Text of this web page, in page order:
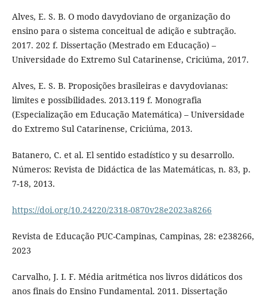
Alves, E. S. B. O modo davydoviano de organização do
ensino para o sistema conceitual de adição e subtração.
2017. 202 f. Dissertação (Mestrado em Educação) –
Universidade do Extremo Sul Catarinense, Criciúma, 2017.
Alves, E. S. B. Proposições brasileiras e davydovianas:
limites e possibilidades. 2013.119 f. Monografia
(Especialização em Educação Matemática) – Universidade
do Extremo Sul Catarinense, Criciúma, 2013.
Batanero, C. et al. El sentido estadístico y su desarrollo.
Números: Revista de Didáctica de las Matemáticas, n. 83, p.
7-18, 2013.
https://doi.org/10.24220/2318-0870v28e2023a8266
Revista de Educação PUC-Campinas, Campinas, 28: e238266,
2023
Carvalho, J. I. F. Média aritmética nos livros didáticos dos
anos finais do Ensino Fundamental. 2011. Dissertação